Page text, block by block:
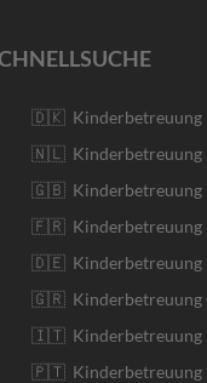
🇩🇰 Kinderbetreuung
🇳🇱 Kinderbetreuung
🇬🇧 Kinderbetreuung
🇫🇷 Kinderbetreuung
🇩🇪 Kinderbetreuung
🇬🇷 Kinderbetreuung
🇮🇹 Kinderbetreuung
🇵🇹 Kinderbetreuung